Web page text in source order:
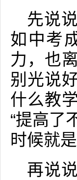
先说
如中考
力，也
别光说
什么教
“提高了
时候就
再说